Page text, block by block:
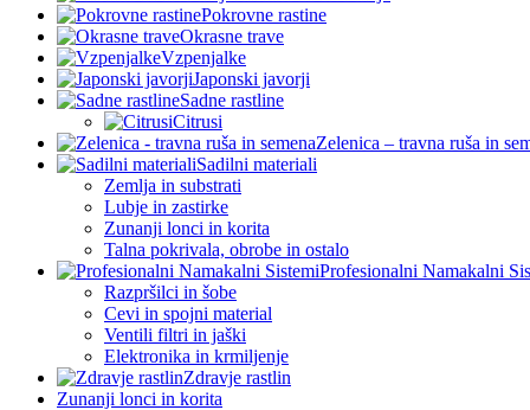
Pokrovne rastine
Okrasne trave
Vzpenjalke
Japonski javorji
Sadne rastline
Citrusi
Zelenica – travna ruša in
Sadilni materiali
Zemlja in substrati
Lubje in zastirke
Zunanji lonci in korita
Talna pokrivala, obrobe in ostalo
Profesionalni Namakalni
Razpršilci in šobe
Cevi in spojni material
Ventili filtri in jaški
Elektronika in krmiljenje
Zdravje rastlin
Zunanji lonci in korita